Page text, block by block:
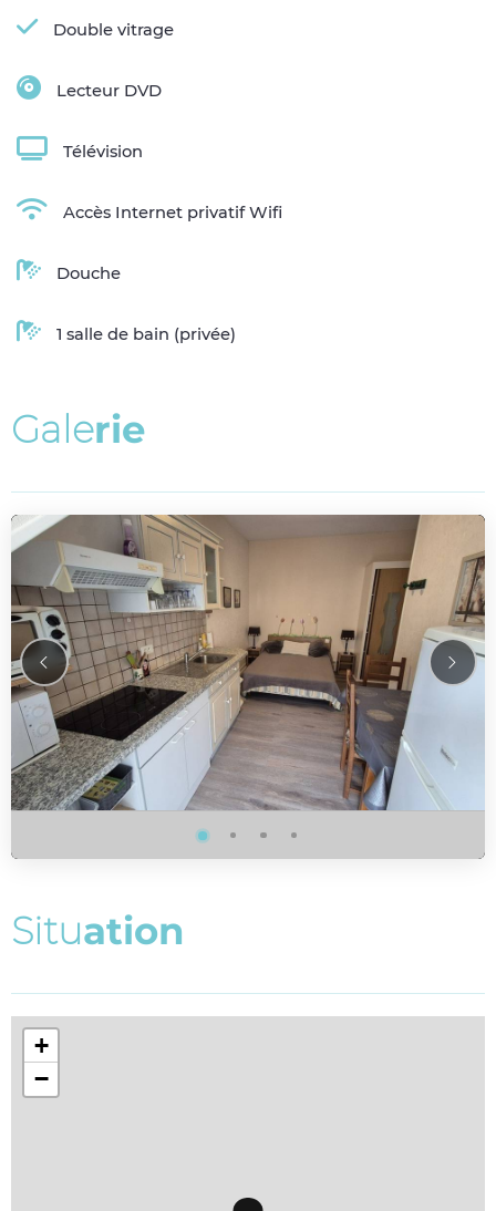
Double vitrage
Lecteur DVD
Télévision
Accès Internet privatif Wifi
Douche
1 salle de bain (privée)
Galerie
Situation
+
−